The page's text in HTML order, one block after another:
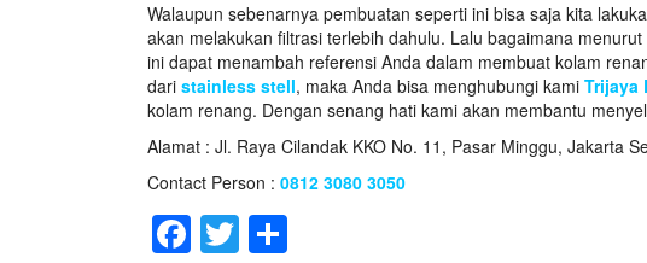
Walaupun sebenarnya pembuatan seperti ini bisa saja kita
akan melakukan filtrasi terlebih dahulu. Lalu bagaimana
ini dapat menambah referensi Anda dalam membuat kolam
dari stainless stell, maka Anda bisa menghubungi kami Trijaya
kolam renang. Dengan senang hati kami akan membantu
Alamat : Jl. Raya Cilandak KKO No. 11, Pasar Minggu, Jakarta
Contact Person : 0812 3080 3050
F T